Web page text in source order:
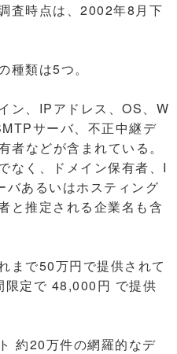
査時点は、2002年8月下
類は5つ。
ン、IPアドレス、OS、W
サーバ、不正中継デ
者などが含まれている。
なく、ドメイン保有者、I
バあるいはホスティング
と推定される企業名も含
まで50万円で提供されて
限定で 48,000円 で提供
約20万件の網羅的なデ